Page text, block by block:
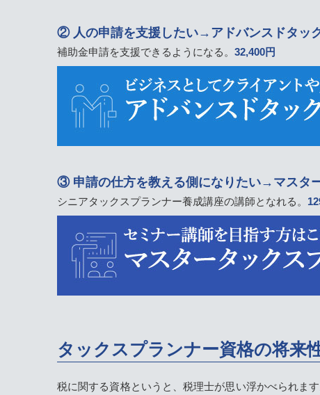
② 人の申請を支援したい→アドバンスドタッ
補助金申請を支援できるようになる。 32,400円
③ 申請の仕方を教える側になりたい→マスタ
シニアタックスプランナー養成講座の講師となれる。
タックスプランナー資格の将来
税に関する資格というと、税理士が思い浮かべられま